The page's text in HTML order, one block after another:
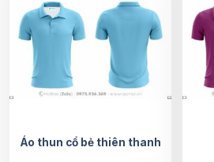
Áo thun cổ bẻ thiên thanh